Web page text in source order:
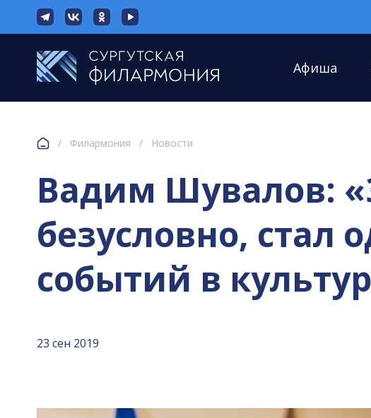
Афиша
/ Филармония / Новости
Вадим Шувалов:
безусловно,
событий в
23 сен 2019